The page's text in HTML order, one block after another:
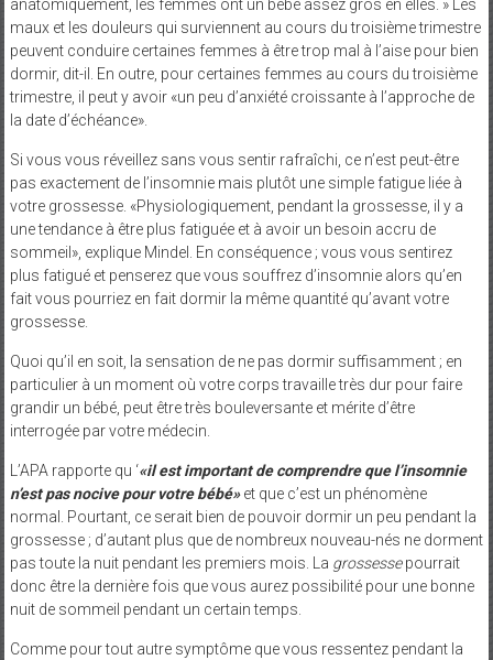
anatomiquement, les femmes ont un bébé assez gros en elles. » Les
maux et les douleurs qui surviennent au cours du troisième trimestre
peuvent conduire certaines femmes à être trop mal à l’aise pour bien
dormir, dit-il. En outre, pour certaines femmes au cours du troisième
trimestre, il peut y avoir «un peu d’anxiété croissante à l’approche de
la date d’échéance».
Si vous vous réveillez sans vous sentir rafraîchi, ce n’est peut-être
pas exactement de l’insomnie mais plutôt une simple fatigue liée à
votre grossesse. «Physiologiquement, pendant la grossesse, il y a
une tendance à être plus fatiguée et à avoir un besoin accru de
sommeil», explique Mindel. En conséquence ; vous vous sentirez
plus fatigué et penserez que vous souffrez d’insomnie alors qu’en
fait vous pourriez en fait dormir la même quantité qu’avant votre
grossesse.
Quoi qu’il en soit, la sensation de ne pas dormir suffisamment ; en
particulier à un moment où votre corps travaille très dur pour faire
grandir un bébé, peut être très bouleversante et mérite d’être
interrogée par votre médecin.
L’APA rapporte qu ‘«il est important de comprendre que l’insomnie
n’est pas nocive pour votre bébé»et que c’est un phénomène
normal. Pourtant, ce serait bien de pouvoir dormir un peu pendant la
grossesse ; d’autant plus que de nombreux nouveau-nés ne dorment
pas toute la nuit pendant les premiers mois. La grossessepourrait
donc être la dernière fois que vous aurez possibilité pour une bonne
nuit de sommeil pendant un certain temps.
Comme pour tout autre symptôme que vous ressentez pendant la